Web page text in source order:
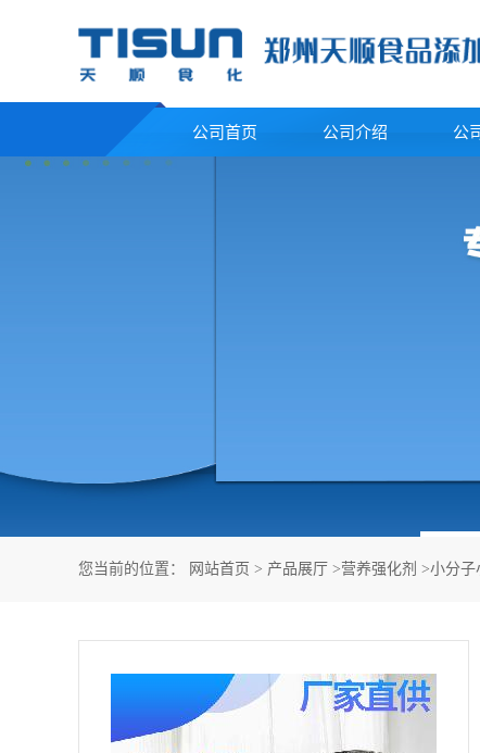
公司首页 公司介绍 公
您当前的位置： 网站首页 > 产品展厅 >营养强化剂 >小分子